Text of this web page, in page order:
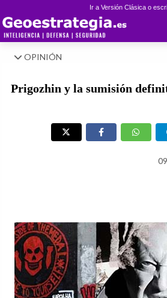
Ir a Versión Clásica o
OPINIÓN
Prigozhin y la sumisión